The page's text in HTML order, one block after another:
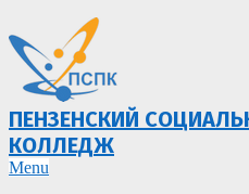
ПЕНЗЕНСКИЙ
КОЛЛЕДЖ
Primary
Menu